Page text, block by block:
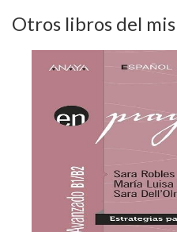
Otros libros del